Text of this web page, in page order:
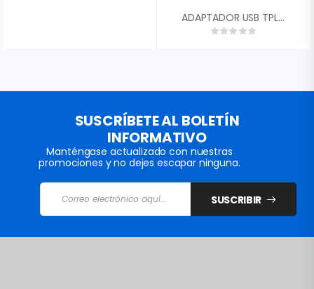
ADAPTADOR USB TPLINK ARCHER T2U AC600 DUAL BAND 2.4GHZ 200MBPS / 5GHZ 450MBPS
SUSCRÍBETE AL BOLETÍN
INFORMATIVO
Manténgase actualizado con nuestras
promociones y no dejes escapar ninguna.
SUSCRIBIR